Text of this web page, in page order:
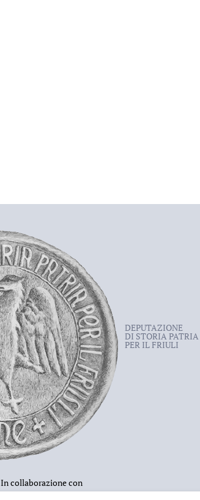
DEPUTAZIONE
DI STORIA PATRIA
PER IL FRIULI
In collaborazione con